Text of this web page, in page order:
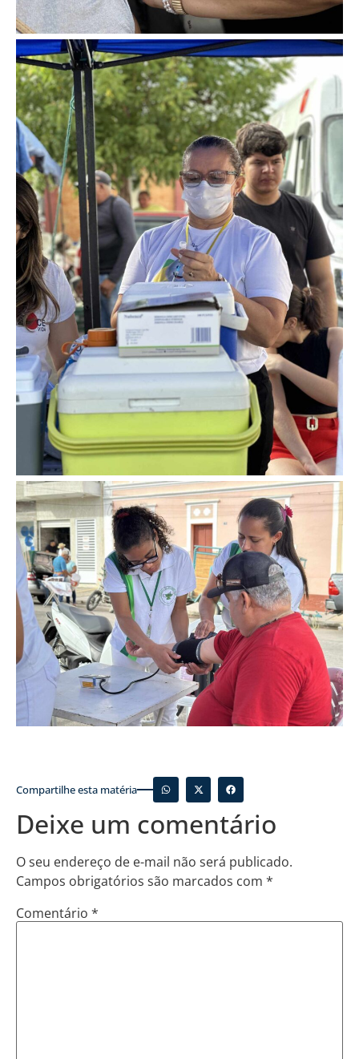
Compartilhe esta matéria
Deixe um comentário
O seu endereço de e-mail não será publicado.
Campos obrigatórios são marcados com *
Comentário *